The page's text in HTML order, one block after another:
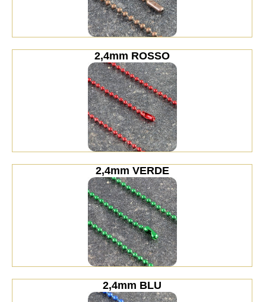
2,4mm ROSSO
2,4mm VERDE
2,4mm BLU